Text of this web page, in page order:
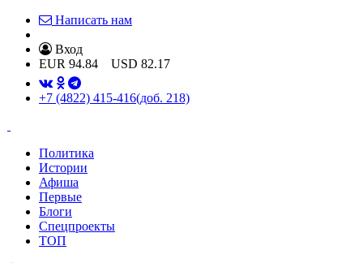
Написать нам
Вход
EUR 94.84 USD 82.17
+7 (4822) 415-416(доб. 218)
Политика
Истории
Афиша
Первые
Блоги
Спецпроекты
ТОП